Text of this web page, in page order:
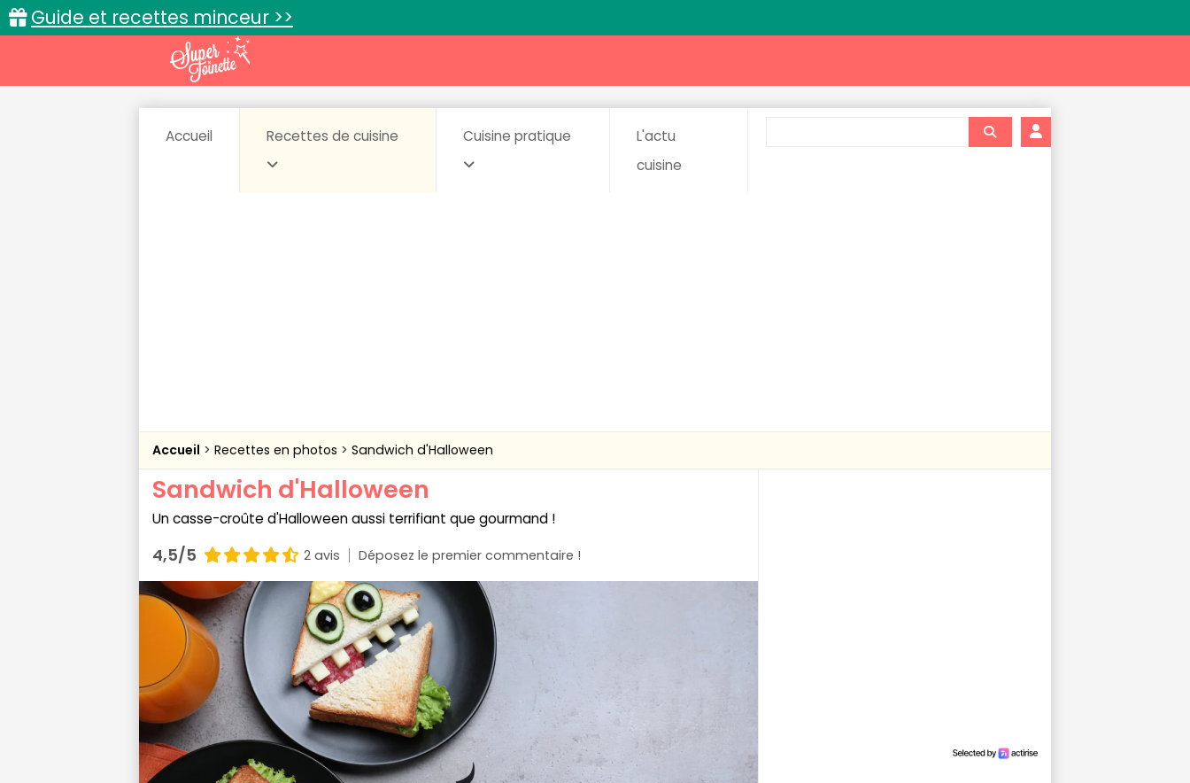
Guide et recettes minceur >>
Accueil Recettes de cuisine Cuisine pratique
L'actu
cuisine
Accueil Recettes en photos Sandwich d'Halloween
Sandwich d'Halloween
Un casse-croûte d'Halloween aussi terrifiant que gourmand !
4,5/5 2 avis Déposez le premier commentaire !